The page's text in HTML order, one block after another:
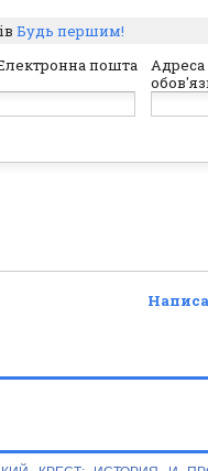
Будь першим!
пошта
Адреса